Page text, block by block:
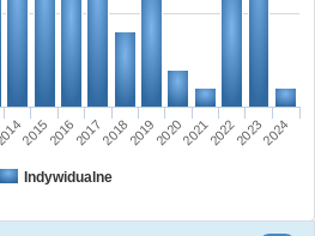
Indywidualne
2015201620172018201920202021202220232024